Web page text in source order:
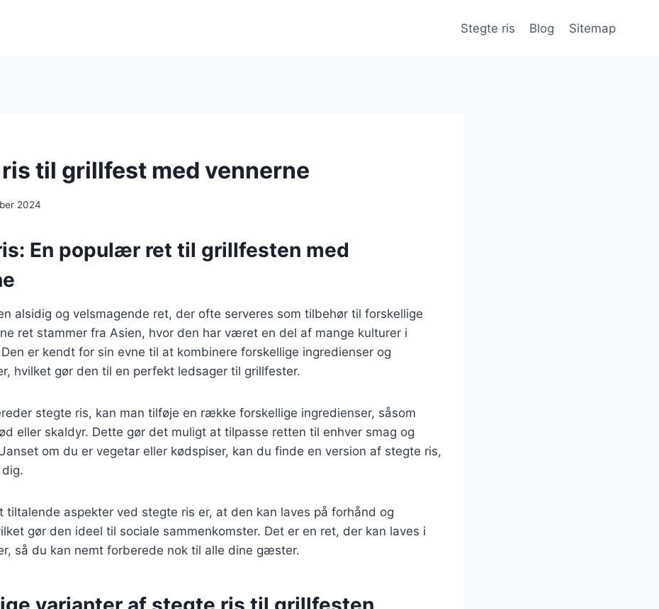
Stegte ris Blog Sitemap
til grillfest med vennerne
2024
En populær ret til grillfesten med
alsidig og velsmagende ret, der ofte serveres som tilbehør til forskellige
ret stammer fra Asien, hvor den har været en del af mange kulturer i
er kendt for sin evne til at kombinere forskellige ingredienser og
hvilket gør den til en perfekt ledsager til grillfester.
stegte ris, kan man tilføje en række forskellige ingredienser, såsom
eller skaldyr. Dette gør det muligt at tilpasse retten til enhver smag og
om du er vegetar eller kødspiser, kan du finde en version af stegte ris,
tiltalende aspekter ved stegte ris er, at den kan laves på forhånd og
gør den ideel til sociale sammenkomster. Det er en ret, der kan laves i
så du kan nemt forberede nok til alle dine gæster.